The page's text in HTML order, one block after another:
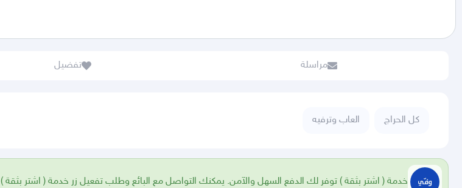
مراسلة تفضيل
كل الحراج العاب وترفيه
خدمة ( اشتر بثقة ) توفر لك الدفع السهل والآمن. يمكنك التواصل مع البائع وطلب تفعيل زر خدمة ( اشتر بثقة )